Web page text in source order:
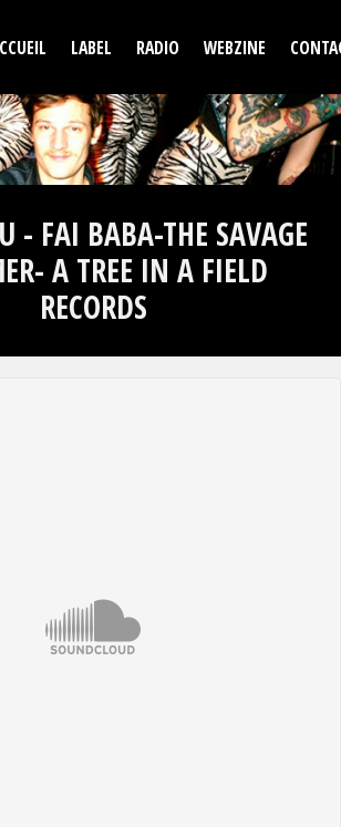
LABEL RADIO WEBZINE
- FAI BABA-THE SAVAGE
A TREE IN A FIELD
RECORDS